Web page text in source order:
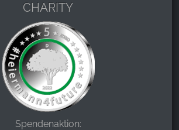
CHARITY
Spendenaktion: